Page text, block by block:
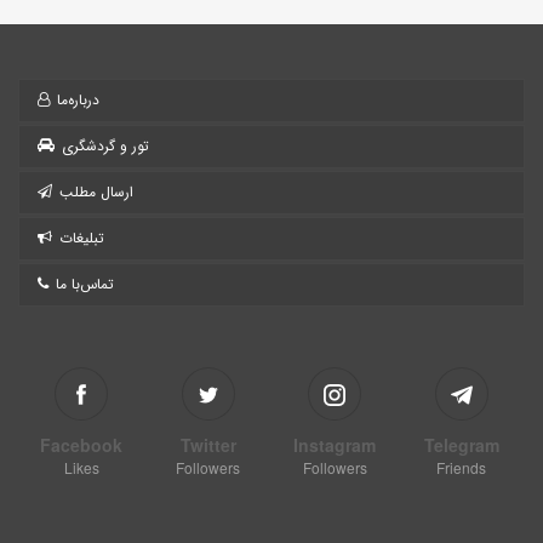
درباره‌ما
تور و گردشگری
ارسال مطلب
تبلیغات
تماس‌با ما
Facebook
Likes
Twitter
Followers
Instagram
Followers
Telegram
Friends